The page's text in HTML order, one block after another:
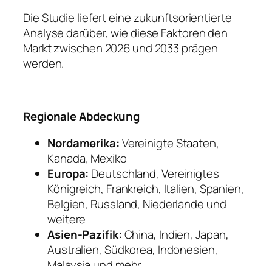
Die Studie liefert eine zukunftsorientierte
Analyse darüber, wie diese Faktoren den
Markt zwischen 2026 und 2033 prägen
werden.
Regionale Abdeckung
Nordamerika:Vereinigte Staaten,
Kanada, Mexiko
Europa: Deutschland, Vereinigtes
Königreich, Frankreich, Italien, Spanien,
Belgien, Russland, Niederlande und
weitere
Asien-Pazifik:China, Indien, Japan,
Australien, Südkorea, Indonesien,